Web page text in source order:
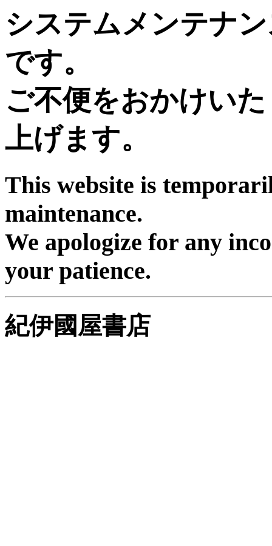
システムメンテナ
です。
ご不便をおかけい
上げます。
This website is
maintenance.
We apologize for any
your patience.
紀伊國屋書店